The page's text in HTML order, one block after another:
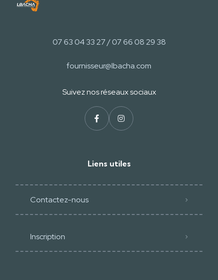
07 63 04 33 27 / 07 66 08 29 38
fournisseur@lbacha.com
Suivez nos réseaux sociaux
Liens utiles
Contactez-nous
Inscription